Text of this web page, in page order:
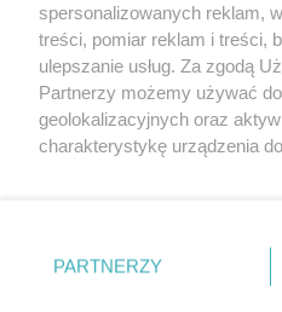
Nie zapomnij
zapoznać się z:
polityką prywatności
Twojemiasto
Piekary Śląskie
Chorzów
Tarnowskie Góry
Gliwice
spersonalizowanych reklam,
treści, pomiar reklam i treści,
ulepszanie usług. Za zgodą
Partnerzy możemy używać
geolokalizacyjnych oraz
charakterystykę urządzenia
zmienić/wycofać klikając
znajdujący się w lewym
PARTNERZY